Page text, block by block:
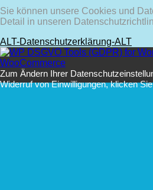
Sie können unsere Cookies und
Detail in unseren
ALT-Datenschutzerklärung-ALT
Zum Ändern Ihrer
Widerruf von Einwilligungen, klicken